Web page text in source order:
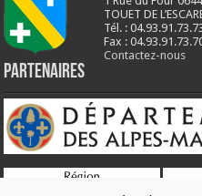
TOUET DE
Tél. :
Fax :
Contactez-nous
Partenaires